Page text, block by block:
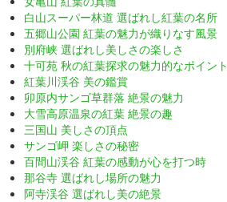
白山スーパー林道 選ばれし紅葉の名所
五郷山公園 紅葉の魅力が織りなす風景
別府峡 選ばれし美しさの楽しさ
十可苑 秋の紅葉探求の魅力的なポイント
紅葉川渓谷 美の鑑賞
卯原内サンゴ草群落 絶景の魅力
大雪高原温泉の紅葉 絶景の趣
三国山 美しさの頂点
サンゴ岬 楽しさの秘密
百間山渓谷 紅葉の感動が心を打つ時
那谷寺 選ばれし場所の魅力
阿寺渓谷 選ばれし美の絶景